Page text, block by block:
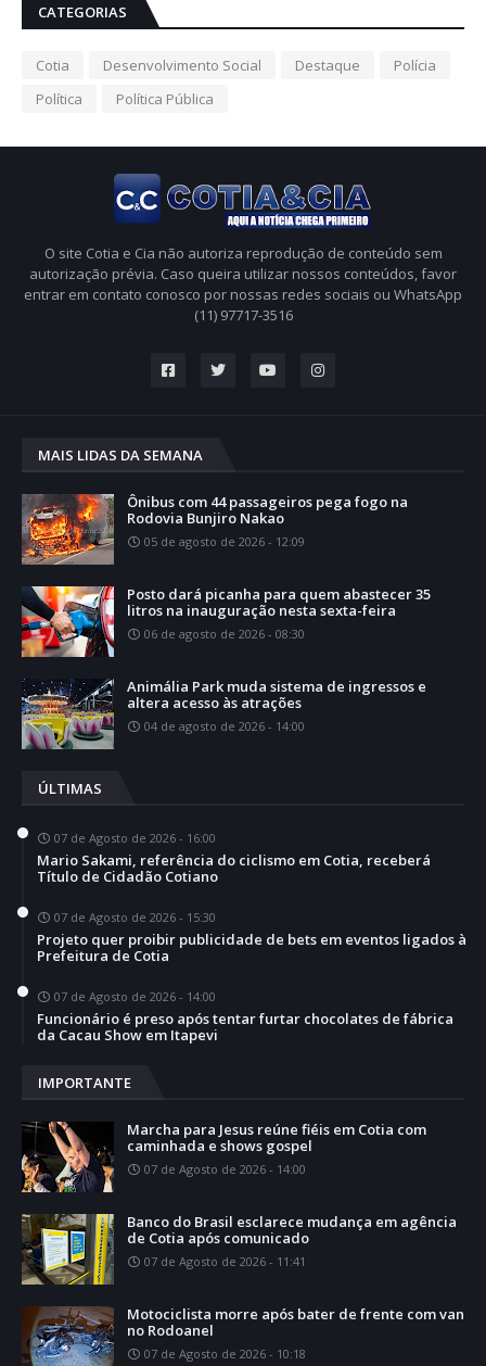
CATEGORIAS
Cotia Desenvolvimento Social Destaque
Polícia
Política
Política Pública
O site Cotia e Cia não autoriza reprodução de conteúdo sem
autorização prévia. Caso queira utilizar nossos conteúdos, favor
entrar em contato conosco por nossas redes sociais ou WhatsApp
(11) 97717-3516
MAIS LIDAS DA SEMANA
Ônibus com 44 passageiros pega fogo na
Rodovia Bunjiro Nakao
05 de agosto de 2026 - 12:09
Posto dará picanha para quem abastecer 35
litros na inauguração nesta sexta-feira
06 de agosto de 2026 - 08:30
Animália Park muda sistema de ingressos e
altera acesso às atrações
04 de agosto de 2026 - 14:00
ÚLTIMAS
07 de Agosto de 2026 - 16:00
Mario Sakami, referência do ciclismo em Cotia, receberá
Título de Cidadão Cotiano
07 de Agosto de 2026 - 15:30
Projeto quer proibir publicidade de bets em eventos ligados à
Prefeitura de Cotia
07 de Agosto de 2026 - 14:00
Funcionário é preso após tentar furtar chocolates de fábrica
da Cacau Show em Itapevi
IMPORTANTE
Marcha para Jesus reúne fiéis em Cotia com
caminhada e shows gospel
07 de Agosto de 2026 - 14:00
Banco do Brasil esclarece mudança em agência
de Cotia após comunicado
07 de Agosto de 2026 - 11:41
Motociclista morre após bater de frente com van
no Rodoanel
07 de Agosto de 2026 - 10:18